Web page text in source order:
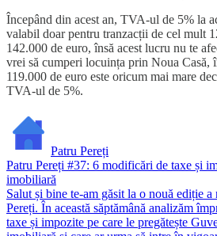
Începând din acest an, TVA-ul de 5% la
valabil doar pentru tranzacții de cel mult
142.000 de euro, însă acest lucru nu te
vrei să cumperi locuința prin Noua Casă,
119.000 de euro este oricum mai mare
TVA-ul de 5%.
Patru Pereți
Patru Pereți #37: 6 modificări de taxe și
imobiliară
Salut și bine te-am găsit la o nouă ediție
Pereți. În această săptămână analizăm
taxe și impozite pe care le pregătește